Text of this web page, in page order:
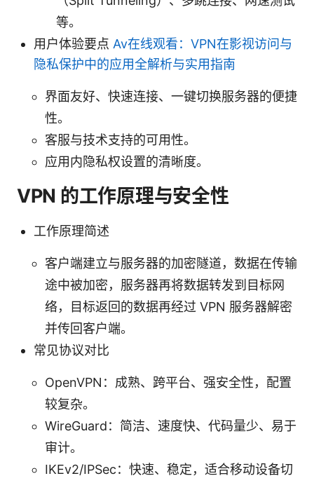
等。
用户体验要点 Av在线观看：VPN在影视访问与
隐私保护中的应用全解析与实用指南
界面友好、快速连接、一键切换服务器的便捷
性。
客服与技术支持的可用性。
应用内隐私权设置的清晰度。
VPN 的工作原理与安全性
工作原理简述
客户端建立与服务器的加密隧道，数据在传输
途中被加密，服务器再将数据转发到目标网
络，目标返回的数据再经过 VPN 服务器解密
并传回客户端。
常见协议对比
OpenVPN：成熟、跨平台、强安全性，配置
较复杂。
WireGuard：简洁、速度快、代码量少、易于
审计。
IKEv2/IPSec：快速、稳定，适合移动设备切